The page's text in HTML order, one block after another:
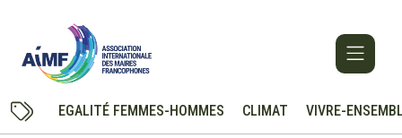
EGALITÉ FEMMES-HOMMES CLIMAT VIVRE-